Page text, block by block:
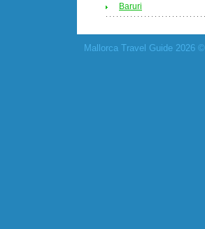
Baruri
Mallorca Travel Guide 2026 ©